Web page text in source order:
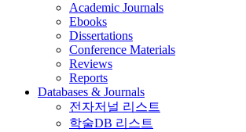
Academic Journals
Ebooks
Dissertations
Conference Materials
Reviews
Reports
Databases & Journals
전자저널 리스트
학술DB 리스트